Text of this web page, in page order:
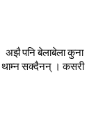
अझैपनिबेलाबेलाकुना
थाम्नसक्दैनन् । कसरी